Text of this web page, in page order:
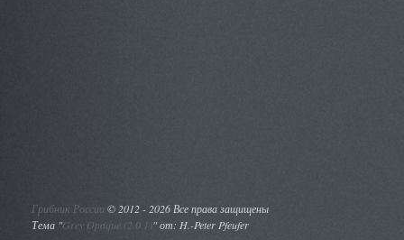
Грибник России ©2012 - 2026 Все права защищены
Тема "Grey Opaque (2.0.1)" от: H.-Peter Pfeufer